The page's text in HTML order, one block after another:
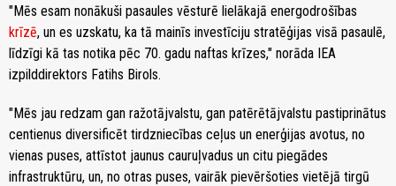
"Mēs esam nonākuši pasaules vēsturē lielākajā energodrošības
krīzē, un es uzskatu, ka tā mainīs investīciju stratēģijas visā pasaulē,
līdzīgi kā tas notika pēc 70. gadu naftas krīzes," norāda IEA
izpilddirektors Fatihs Birols.
"Mēs jau redzam gan ražotājvalstu, gan patērētājvalstu pastiprinātus
centienus diversificēt tirdzniecības ceļus un enerģijas avotus, no
vienas puses, attīstot jaunus cauruļvadus un citu piegādes
infrastruktūru, un, no otras puses, vairāk pievēršoties vietējā tirgū